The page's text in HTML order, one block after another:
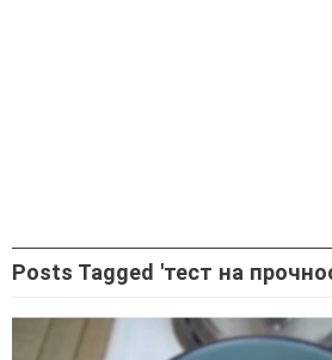
Posts Tagged 'тест на